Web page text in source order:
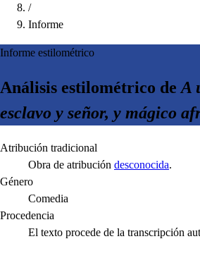
/
Informe
Informe estilométrico
Análisis estilométrico deA
esclavo y señor, y mágico
Atribución tradicional
Obra de atribución desconocida.
Género
Comedia
Procedencia
El texto procede de la transcripción